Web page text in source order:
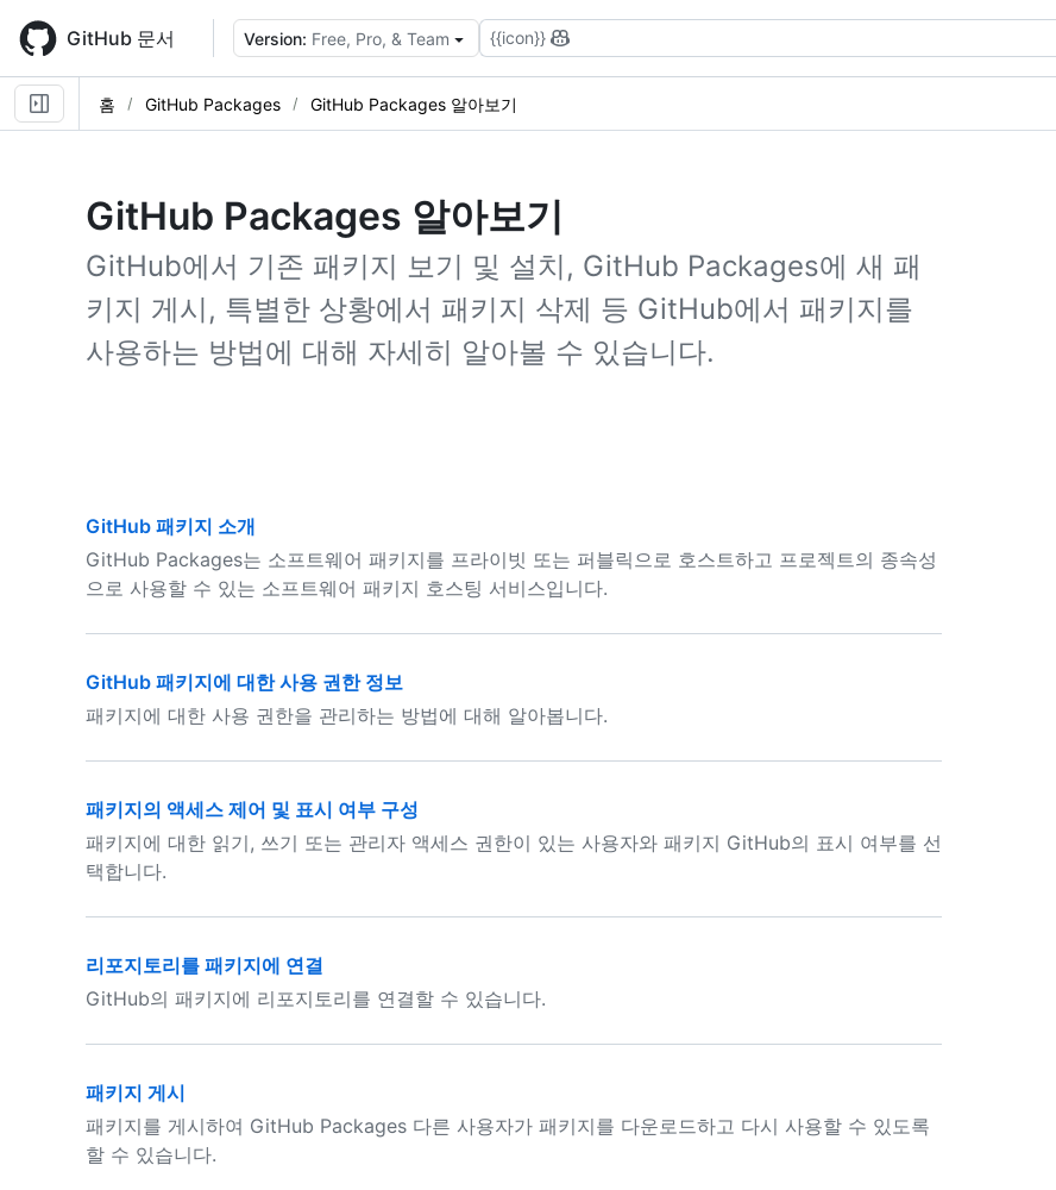
main
content
GitHub 문서 Version: Free, Pro, & Team {{icon}}
홈 GitHub Packages GitHub Packages 알아보기
GitHub Packages 알아보기
GitHub에서 기존 패키지 보기 및 설치, GitHub Packages에 새 패
키지 게시, 특별한 상황에서 패키지 삭제 등 GitHub에서 패키지를
사용하는 방법에 대해 자세히 알아볼 수 있습니다.
GitHub 패키지 소개
GitHub Packages는 소프트웨어 패키지를 프라이빗 또는 퍼블릭으로 호스트하고 프로젝트의 종속성
으로 사용할 수 있는 소프트웨어 패키지 호스팅 서비스입니다.
GitHub 패키지에 대한 사용 권한 정보
패키지에 대한 사용 권한을 관리하는 방법에 대해 알아봅니다.
패키지의 액세스 제어 및 표시 여부 구성
패키지에 대한 읽기, 쓰기 또는 관리자 액세스 권한이 있는 사용자와 패키지 GitHub의 표시 여부를 선
택합니다.
리포지토리를 패키지에 연결
GitHub의 패키지에 리포지토리를 연결할 수 있습니다.
패키지 게시
패키지를 게시하여 GitHub Packages 다른 사용자가 패키지를 다운로드하고 다시 사용할 수 있도록
할 수 있습니다.